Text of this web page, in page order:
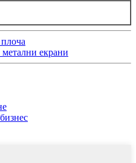
екрани